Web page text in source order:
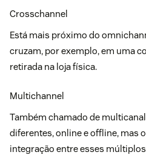
Crosschannel
Está mais próximo do
cruzam, por exemplo, em uma
retirada na loja física.
Multichannel
Também chamado de
diferentes, online e offline, mas
integração entre esses